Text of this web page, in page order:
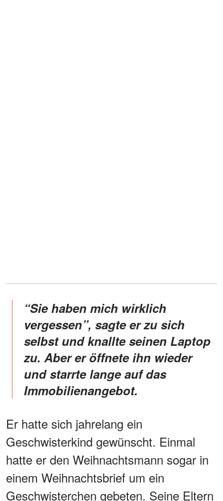
“Sie haben mich wirklich
vergessen”, sagte er zu sich
selbst und knallte seinen Laptop
zu. Aber er öffnete ihn wieder
und starrte lange auf das
Immobilienangebot.
Er hatte sich jahrelang ein
Geschwisterkind gewünscht. Einmal
hatte er den Weihnachtsmann sogar in
einem Weihnachtsbrief um ein
Geschwisterchen gebeten. Seine Eltern